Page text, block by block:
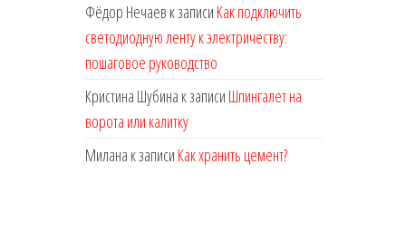
Фёдор Нечаев к записи Как подключить
светодиодную ленту к электричеству:
пошаговое руководство
Кристина Шубина к записи Шпингалет на
ворота или калитку
Милана к записи Как хранить цемент?